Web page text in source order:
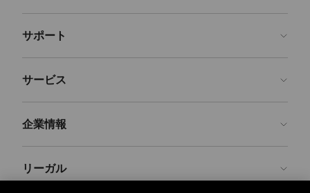
機能性とエレガンスを兼ね備えたタイムレスな定番アイテム、ショルダ
可能なショルダーストラップを備え、自在なスタイリングが可能です。
ファッション性と機能性を両立したレディースクロスボディバッグ。ジ
構築的でエレガントなシルエットが、あらゆるスタイリングに洗練さを
加えます。イタリアのクラフトマンシップとカスタム メタルパーツに
サポート
よくあるご質問
返品を申請
配送
サービス
Made-to-Order
保証
企業情報
ブランドの歴史
リーガル